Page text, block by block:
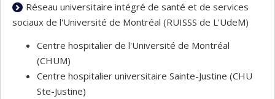
Réseau universitaire intégré de santé et de services
sociaux de l'Université de Montréal (RUISSS de L'UdeM)
Centre hospitalier de l'Université de Montréal
(CHUM)
Centre hospitalier universitaire Sainte-Justine (CHU
Ste-Justine)